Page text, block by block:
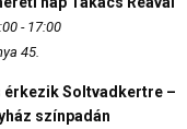
- 17:00
45.
érkezik Soltvadkertre –
színpadán